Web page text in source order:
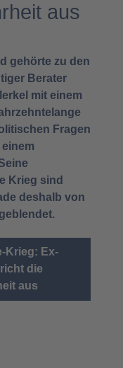
aus
gehörte zu den
Berater
mit einem
Fragen
Krieg sind
deshalb von
Krieg: Ex-
die
aus